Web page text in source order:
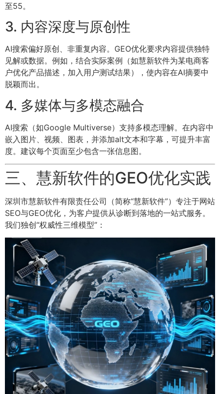
至55。
3. 内容深度与原创性
AI搜索偏好原创、非重复内容。GEO优化要求内容提供独特
见解或数据。例如，结合实际案例（如慧新软件为某电商客
户优化产品描述，加入用户测试结果），使内容在AI摘要中
脱颖而出。
4. 多媒体与多模态融合
AI搜索（如Google Multiverse）支持多模态理解。在内容中
嵌入图片、视频、图表，并添加alt文本和字幕，可提升丰富
度。建议每个页面至少包含一张信息图。
三、慧新软件的GEO优化实践
深圳市慧新软件有限责任公司（简称“慧新软件”）专注于网站
SEO与GEO优化，为客户提供从诊断到落地的一站式服务。
我们独创“权威性三维模型”：